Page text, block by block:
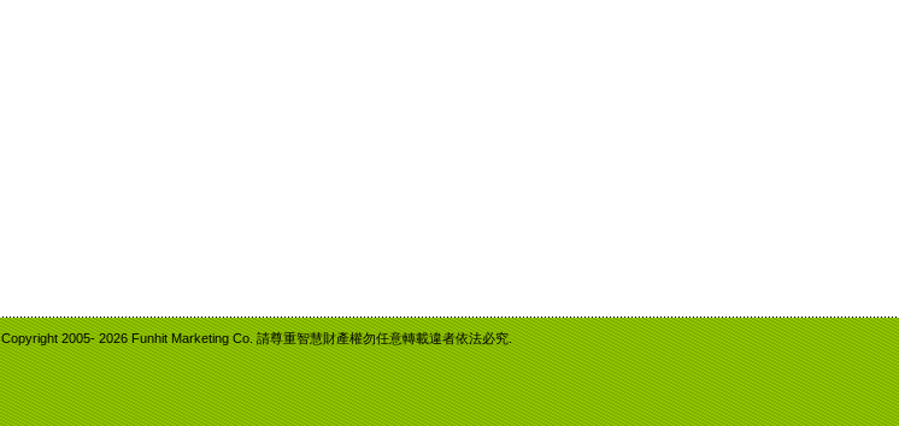
Copyright 2005-2026 Funhit Marketing Co. 請尊重智慧財產權勿任意轉載違者依法必究.